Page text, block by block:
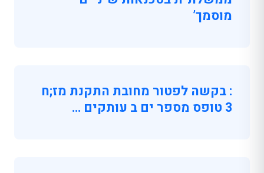
מוסמך’
: בקשה לפטור מחובת התקנת מז;ח
3 טופס מספר ים ב עותקים …